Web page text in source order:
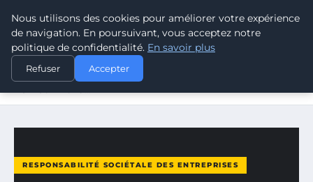
CLIMATE RESPONSE BLOG
ACCUEIL
RESPONSABILITÉ SOCIÉTALE DES ENTREPRISES
RSE : LE CRÉDIT AGRICOLE ACCOMPAGNE LES
RESPONSABILITÉ SOCIÉTALE DES ENTREPRISES
Nous utilisons des cookies pour améliorer votre expérience
de navigation. En poursuivant, vous acceptez notre
politique de confidentialité. En savoir plus
Refuser Accepter